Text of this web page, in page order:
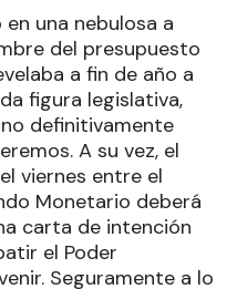
una nebulosa a
del presupuesto
a fin de año a
figura legislativa,
definitivamente
A su vez, el
viernes entre el
Monetario deberá
carta de intención
el Poder
Seguramente a lo